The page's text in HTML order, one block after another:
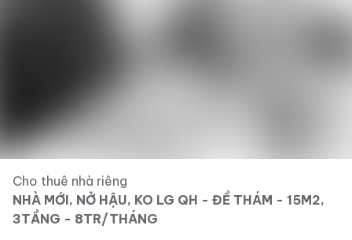
Cho thuê nhà riêng
NHÀ MỚI, NỞ HẬU, KO LG QH - ĐỀ THÁM - 15M2,
3TẦNG - 8TR/THÁNG